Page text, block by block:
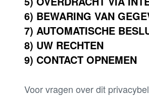
6) BEWARING VAN
7) AUTOMATISCHE
8) UW RECHTEN
9) CONTACT OPNEMEN
Voor vragen over dit